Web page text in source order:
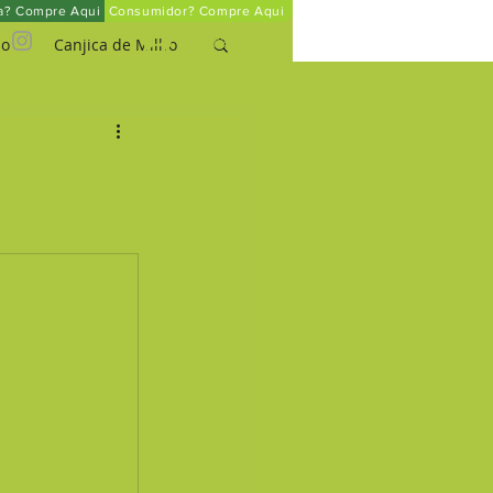
Compre Aqui Consumidor? Compre Aqui
Entrar
Canjica de Milho